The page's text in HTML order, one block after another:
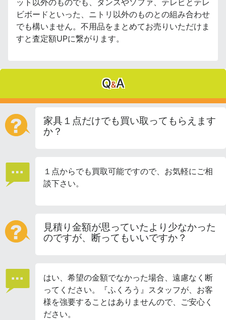
ット以外のものでも、タンスやソファ、テレビとテレ
ビボードといった、ニトリ以外のものとの組み合わせ
でも構いません。不用品をまとめてお売りいただけま
すと査定額UPに繋がります。
Q&A
家具１点だけでも買い取ってもらえます
か？
１点からでも買取可能ですので、お気軽にご相
談下さい。
見積り金額が思っていたより少なかった
のですが、断ってもいいですか？
はい、希望の金額でなかった場合、遠慮なく断
ってください。『ふくろう』スタッフが、お客
様を強要することはありませんので、ご安心く
ださい。